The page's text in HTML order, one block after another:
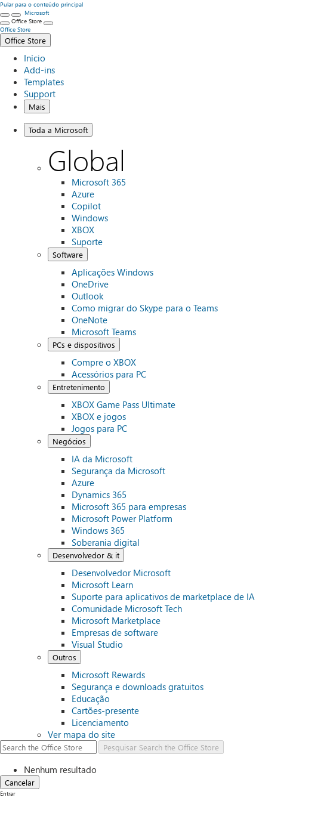
Pular para o conteúdo principal
Microsoft
Office Store
Office Store
Office Store
Início
Add-ins
Templates
Support
Mais
Toda a Microsoft
Global
Microsoft 365
Azure
Copilot
Windows
XBOX
Suporte
Software
Aplicações Windows
OneDrive
Outlook
Como migrar do Skype para o Teams
OneNote
Microsoft Teams
PCs e dispositivos
Compre o XBOX
Acessórios para PC
Entretenimento
XBOX Game Pass Ultimate
XBOX e jogos
Jogos para PC
Negócios
IA da Microsoft
Segurança da Microsoft
Azure
Dynamics 365
Microsoft 365 para empresas
Microsoft Power Platform
Windows 365
Soberania digital
Desenvolvedor & it
Desenvolvedor Microsoft
Microsoft Learn
Suporte para aplicativos de marketplace de IA
Comunidade Microsoft Tech
Microsoft Marketplace
Empresas de software
Visual Studio
Outros
Microsoft Rewards
Segurança e downloads gratuitos
Educação
Cartões-presente
Licenciamento
Ver mapa do site
Pesquisar Search the Office Store
Nenhum resultado
Cancelar
Entrar